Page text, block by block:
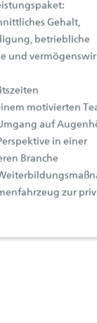
Gehalt,
betriebliche
und
motivierten
auf
in einer
Branche
zur